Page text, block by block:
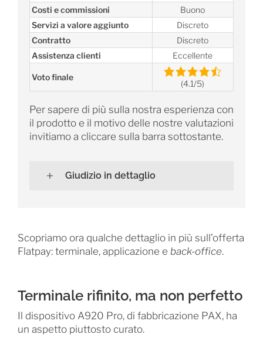
Costi e commissioni
Buono
Servizi a valore aggiunto
Discreto
Contratto
Discreto
Assistenza clienti
Eccellente
Voto finale
(4.1/5)
Per sapere di più sulla nostra esperienza con
il prodotto e il motivo delle nostre valutazioni
invitiamo a cliccare sulla barra sottostante.
Giudizio in dettaglio
Scopriamo ora qualche dettaglio in più sull’offerta
Flatpay: terminale, applicazione e back-office.
Terminale rifinito, ma non perfetto
Il dispositivo A920 Pro, di fabbricazione PAX, ha
un aspetto piuttosto curato.